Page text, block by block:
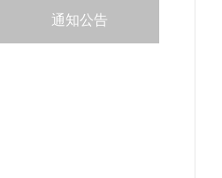
通知公告